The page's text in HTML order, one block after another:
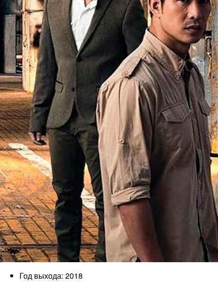
Год выхода: 2018